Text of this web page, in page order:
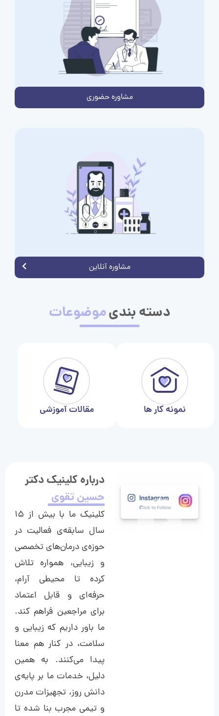
مشاوره حضوری
مشاوره آنلاین
دسته بندیموضوعات
نمونه کار ها مقالات آموزشی
درباره کلینیک دکتر
حسین تقوی
کلینیک ما با بیش از ۱۵
سال سابقه‌ی فعالیت در
حوزه‌ی درمان‌های تخصصی
و زیبایی، همواره تلاش
کرده تا محیطی آرام،
حرفه‌ای و قابل اعتماد
برای مراجعین فراهم کند.
ما باور داریم که زیبایی و
سلامت، در کنار هم معنا
پیدا می‌کنند. به همین
دلیل، خدمات ما بر پایه‌ی
دانش روز، تجهیزات مدرن
و تیمی مجرب بنا شده تا